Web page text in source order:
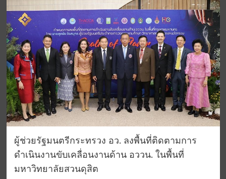
ผู้ช่วยรัฐมนตรีกระทรวง อว. ลงพื้นที่ติดตามการ
ดำเนินงานขับเคลื่อนงานด้าน อววน. ในพื้นที่
มหาวิทยาลัยสวนดุสิต